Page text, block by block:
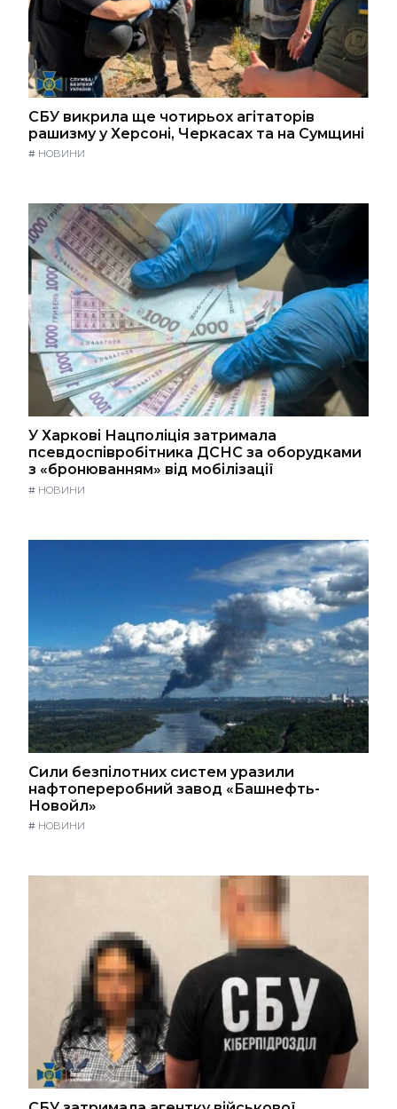
СБУ викрила ще чотирьох агітаторів
рашизму у Херсоні, Черкасах та на Сумщині
# НОВИНИ
У Харкові Нацполіція затримала
псевдоспівробітника ДСНС за оборудками
з «бронюванням» від мобілізації
# НОВИНИ
Сили безпілотних систем уразили
нафтопереробний завод «Башнефть-
Новойл»
# НОВИНИ